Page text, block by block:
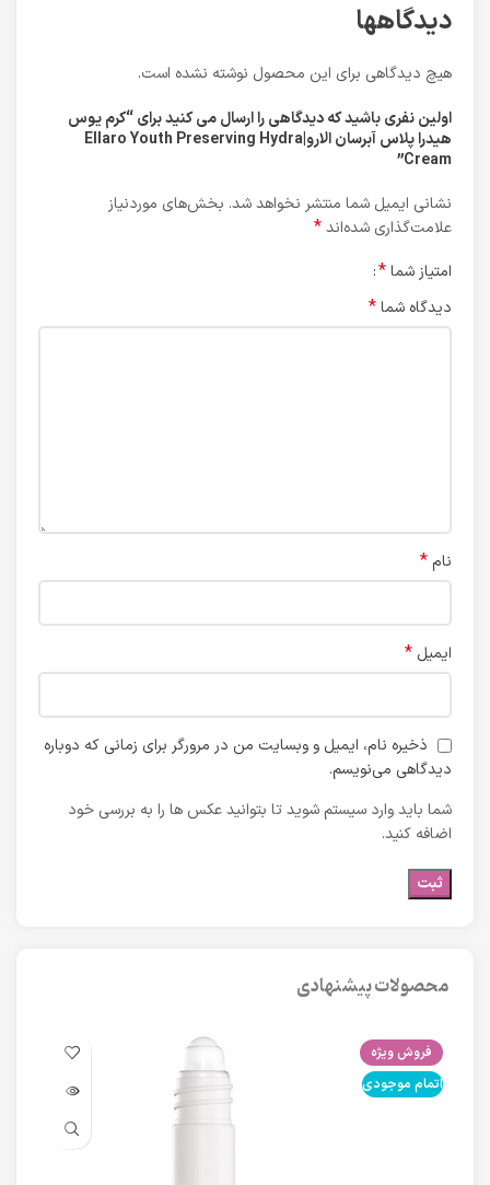
دیدگاهها
هیچ دیدگاهی برای این محصول نوشته نشده است.
اولین نفری باشید که دیدگاهی را ارسال می کنید برای “کرم یوس
هیدرا پلاس آبرسان الارو|Ellaro Youth Preserving Hydra
Cream”
نشانی ایمیل شما منتشر نخواهد شد. بخش‌های موردنیاز
علامت‌گذاری شده‌اند*
امتیاز شما*
دیدگاه شما*
نام *
ایمیل *
ذخیره نام، ایمیل و وبسایت من در مرورگر برای زمانی که دوباره
دیدگاهی می‌نویسم.
شما باید وارد سیستم شوید تا بتوانید عکس ها را به بررسی خود
اضافه کنید.
محصولات پیشنهادی
فروش ویژه
اتمام موجودی